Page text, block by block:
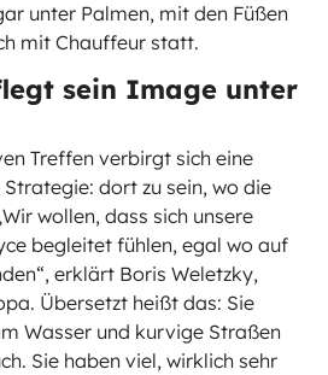
unter Palmen, mit den Füßen
mit Chauffeur statt.
sein Image unter
Treffen verbirgt sich eine
dort zu sein, wo die
wollen, dass sich unsere
begleitet fühlen, egal wo auf
erklärt Boris Weletzky,
Übersetzt heißt das: Sie
Wasser und kurvige Straßen
Sie haben viel, wirklich sehr